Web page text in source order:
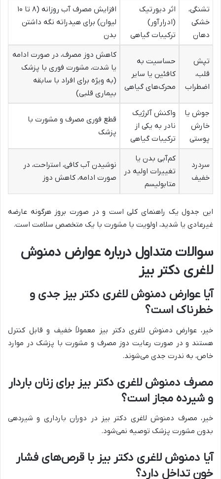
تشنگی،
خشکی
دهان
اثر دیورتیک
(ادرارآور)
ترکیبات گیاهی
افزایش مصرف آب روزانه (۸ تا ۱۰
لیوان) برای هیدراته نگه داشتن
بدن
تپش
قلب،
اضطراب
حساسیت به
کافئین یا سایر
محرک‌های گیاهی
کاهش دوز مصرف، در صورت ادامه
یا شدت، مشورت فوری با پزشک
(به ویژه برای افراد با سابقه
بیماری قلبی)
جوش یا
خارش
پوستی
واکنش آلرژیک
نادر به یکی از
ترکیبات گیاهی
قطع فوری مصرف و مشورت با
پزشک
سردرد
خفیف
کم‌آبی بدن یا
تغییرات اولیه در
متابولیسم
نوشیدن آب کافی، استراحت، در
صورت ادامه، کاهش دوز
این جدول یک راهنمای کلی است و در صورت بروز هرگونه عارضه
غیرعادی یا شدید، اولویت با مشورت با یک متخصص سلامت است.
سوالات متداول درباره عوارض دمنوش
لاغری دکتر بیز
آیا عوارض دمنوش لاغری دکتر بیز جدی و
خطرناک است؟
خیر، عوارض دمنوش لاغری دکتر بیز معمولاً خفیف و قابل کنترل
هستند و در صورت رعایت دوز مصرف و مشورت با پزشک در موارد
خاص، به ندرت جدی می‌شوند.
مصرف دمنوش لاغری دکتر بیز برای زنان باردار
و شیرده مجاز است؟
خیر، مصرف دمنوش لاغری دکتر بیز در دوران بارداری و شیردهی
بدون مشورت پزشک توصیه نمی‌شود.
آیا دمنوش لاغری دکتر بیز با قرص‌های فشار
خون تداخل دارد؟